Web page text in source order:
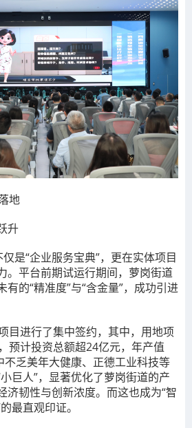
地
升
是“企业服务宝典”，更在实体项目
。平台前期试运行期间，萝岗街道
的“精准度”与“含金量”，成功引进
进行了集中签约，其中，用地项
预计投资总额超24亿元，年产值
乏美年大健康、正德工业科技等
巨人”，显著优化了萝岗街道的产
济韧性与创新浓度。而这也成为“智
最直观印证。